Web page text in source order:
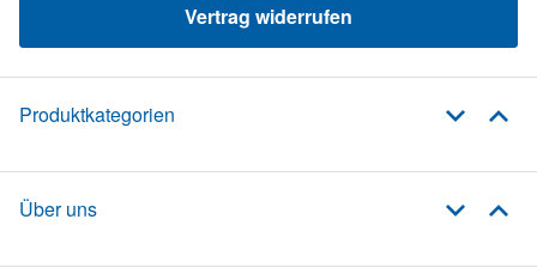
Vertrag widerrufen
Produktkategorien
Über uns